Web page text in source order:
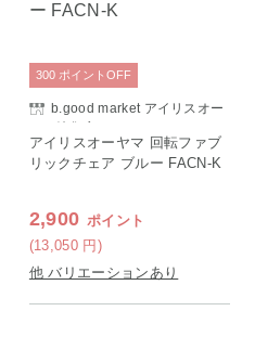
b.good market アイリスオー
ヤマ特集店
アイリスオーヤマ 回転ファブ
リックチェア ブルー FACN-K
2,900 ポイント
(13,050 円 )
300 ポイント OFF
他 バリエーションあり